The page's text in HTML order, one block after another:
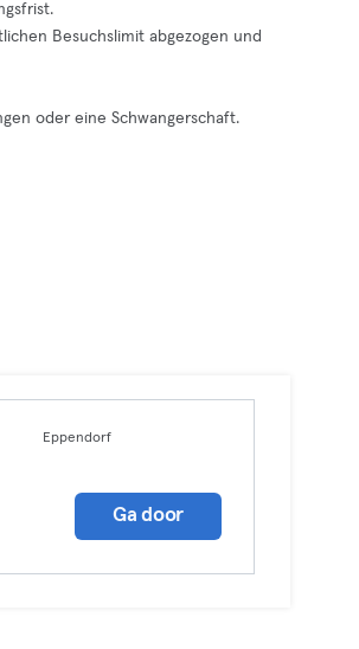
Besuchslimit abgezogen und
oder eine Schwangerschaft.
Eppendorf
Ga door